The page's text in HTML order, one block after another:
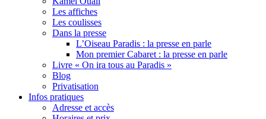
Les affiches
Les coulisses
Dans la presse
L’Oiseau Paradis : la presse en parle
Mon premier Cabaret : la presse en parle
Livre « On ira tous au Paradis »
Blog
Privatisation
Infos pratiques
Adresse et accès